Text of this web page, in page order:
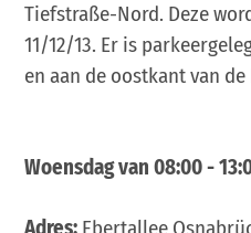
Tiefstraße-Nord. Deze
11/12/13. Er is
en aan de oostkant van
Woensdag van 08:00 -